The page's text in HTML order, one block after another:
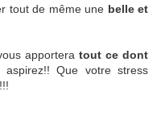
tout de même une belle et
apportera tout ce dont
Que votre stress